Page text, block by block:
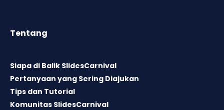
Tentang
Siapa di Balik SlidesCarnival
Pertanyaan yang Sering Diajukan
Tips dan Tutorial
Komunitas SlidesCarnival